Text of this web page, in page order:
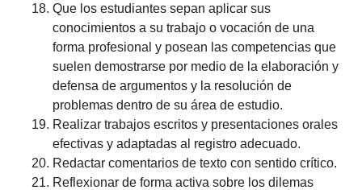
Que los estudiantes sepan aplicar sus
conocimientos a su trabajo o vocación de una
forma profesional y posean las competencias que
suelen demostrarse por medio de la elaboración y
defensa de argumentos y la resolución de
problemas dentro de su área de estudio.
Realizar trabajos escritos y presentaciones orales
efectivas y adaptadas al registro adecuado.
Redactar comentarios de texto con sentido crítico.
Reflexionar de forma activa sobre los dilemas